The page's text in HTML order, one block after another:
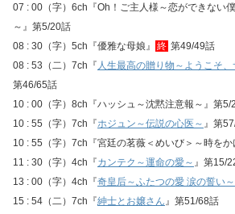
07 : 00（字）6ch『Oh！ご主人様～恋ができない
～』第5/20話
08 : 30（字）5ch『優雅な母娘』
終 第49/49話
08 : 53（二）7ch『 人生最高の贈り物～ようこそ
第46/65話
10 : 00（字）8ch『ハッシュ～沈黙注意報～』第5/
10 : 55（字）7ch『ホジュン～伝説の心医～ 』第
10 : 55（字）7ch『宮廷の茗薇＜めいび＞～時を
11 : 30（字）4ch『カンテク～運命の愛～ 』第15/
13 : 00（字）4ch『奇皇后～ふたつの愛 涙の誓い～
15 : 54（二）7ch『紳士とお嬢さん』第51/68話